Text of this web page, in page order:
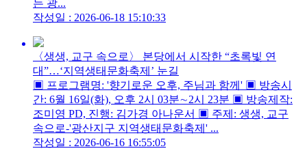
는 광...
작성일 : 2026-06-18 15:10:33
〈생생, 교구 속으로〉 본당에서 시작한 “초록빛 연
대”…‘지역생태문화축제’ 눈길
▣ 프로그램명: '향기로운 오후, 주님과 함께' ▣ 방송시
간: 6월 16일(화), 오후 2시 03분∼2시 23분 ▣ 방송제작:
조미영 PD, 진행: 김가경 아나운서 ▣ 주제: 생생, 교구
속으로-'광산지구 지역생태문화축제' ...
작성일 : 2026-06-16 16:55:05